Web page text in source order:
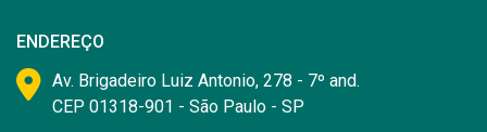
ENDEREÇO
Av. Brigadeiro Luiz Antonio, 278 - 7º and.
CEP 01318-901 - São Paulo - SP